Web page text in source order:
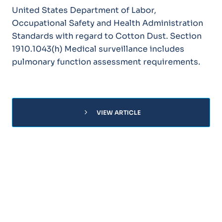
United States Department of Labor,
Occupational Safety and Health Administration
Standards with regard to Cotton Dust. Section
1910.1043(h) Medical surveillance includes
pulmonary function assessment requirements.
chevron_right VIEW ARTICLE